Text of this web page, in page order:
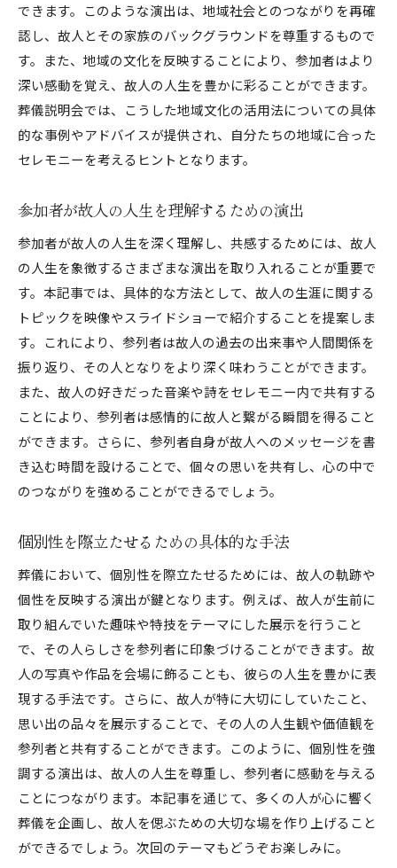
できます。このような演出は、地域社会とのつながりを再確
認し、故人とその家族のバックグラウンドを尊重するもので
す。また、地域の文化を反映することにより、参加者はより
深い感動を覚え、故人の人生を豊かに彩ることができます。
葬儀説明会では、こうした地域文化の活用法についての具体
的な事例やアドバイスが提供され、自分たちの地域に合った
セレモニーを考えるヒントとなります。
参加者が故人の人生を理解するための演出
参加者が故人の人生を深く理解し、共感するためには、故人
の人生を象徴するさまざまな演出を取り入れることが重要で
す。本記事では、具体的な方法として、故人の生涯に関する
トピックを映像やスライドショーで紹介することを提案しま
す。これにより、参列者は故人の過去の出来事や人間関係を
振り返り、その人となりをより深く味わうことができます。
また、故人の好きだった音楽や詩をセレモニー内で共有する
ことにより、参列者は感情的に故人と繋がる瞬間を得ること
ができます。さらに、参列者自身が故人へのメッセージを書
き込む時間を設けることで、個々の思いを共有し、心の中で
のつながりを強めることができるでしょう。
個別性を際立たせるための具体的な手法
葬儀において、個別性を際立たせるためには、故人の軌跡や
個性を反映する演出が鍵となります。例えば、故人が生前に
取り組んでいた趣味や特技をテーマにした展示を行うこと
で、その人らしさを参列者に印象づけることができます。故
人の写真や作品を会場に飾ることも、彼らの人生を豊かに表
現する手法です。さらに、故人が特に大切にしていたこと、
思い出の品々を展示することで、その人の人生観や価値観を
参列者と共有することができます。このように、個別性を強
調する演出は、故人の人生を尊重し、参列者に感動を与える
ことにつながります。本記事を通じて、多くの人が心に響く
葬儀を企画し、故人を偲ぶための大切な場を作り上げること
ができるでしょう。次回のテーマもどうぞお楽しみに。